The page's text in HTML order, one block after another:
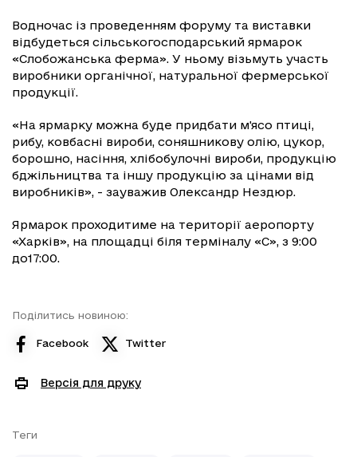
Водночас із проведенням форуму та виставки
відбудеться сільськогосподарський ярмарок
«Слобожанська ферма». У ньому візьмуть участь
виробники органічної, натуральної фермерської
продукції.
«На ярмарку можна буде придбати м'ясо птиці,
рибу, ковбасні вироби, соняшникову олію, цукор,
борошно, насіння, хлібобулочні вироби, продукцію
бджільництва та іншу продукцію за цінами від
виробників», - зауважив Олександр Нездюр.
Ярмарок проходитиме на території аеропорту
«Харків», на площадці біля терміналу «С», з 9:00
до17:00.
Поділитись новиною:
Facebook Twitter
Версія для друку
Теги